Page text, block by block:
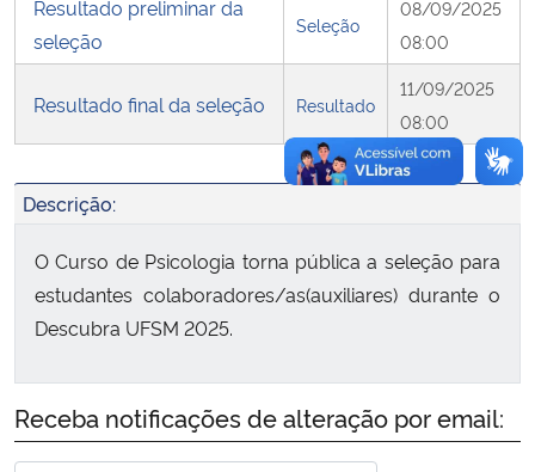
Banco Central do Brasil
Resultado preliminar da
seleção
Seleção
08/09/2025
08:00
Resultado final da seleção Resultado
11/09/2025
08:00
Descrição:
O Curso de Psicologia torna pública a seleção para
estudantes colaboradores/as(auxiliares) durante o
Descubra UFSM 2025.
Receba notificações de alteração por email: